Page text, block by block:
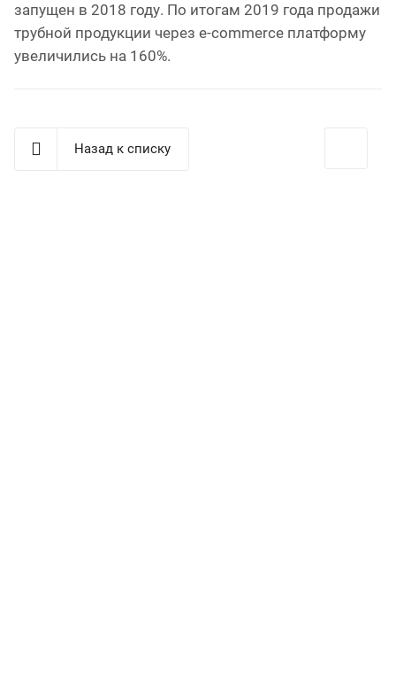
запущен в 2018 году. По итогам 2019 года продажи
трубной продукции через e-commerce платформу
увеличились на 160%.
Назад к списку